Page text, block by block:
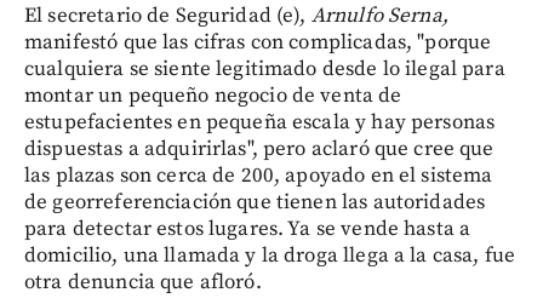
El secretario de Seguridad (e), Arnulfo Serna,
manifestó que las cifras con complicadas, "porque
cualquiera se siente legitimado desde lo ilegal para
montar un pequeño negocio de venta de
estupefacientes en pequeña escala y hay personas
dispuestas a adquirirlas", pero aclaró que cree que
las plazas son cerca de 200, apoyado en el sistema
de georreferenciación que tienen las autoridades
para detectar estos lugares. Ya se vende hasta a
domicilio, una llamada y la droga llega a la casa, fue
otra denuncia que afloró.